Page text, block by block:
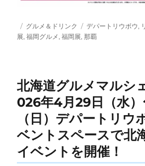
投
稿
カ
テ
グルメ＆ドリンク
タ
グ
デパートリウボウ,
展,福岡グルメ,福岡展,那覇
北海道グルメマルシ
026年4月29日（水）
（日）デパートリウ
ベントスペースで北
イベントを開催！